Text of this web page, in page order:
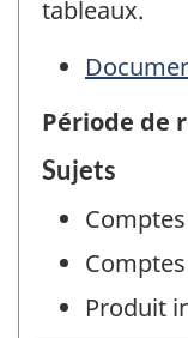
tableaux.
Période de
Sujets
Produit